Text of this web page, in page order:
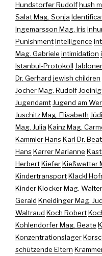
Hundstorfer Rudolfhush
Salat Mag. Sonja
Ingemarsson Mag. Iris
PunishmentIntelligence
Mag. Gabriele intimidation
Istanbul-Protokoll
Dr. Gerhard jewish children
Jocher Mag. Rudolf
JugendamtJugend am
Juschitz Mag. Elisabeth
Mag. Julia Kainz Mag.
Kammler HansKarl Dr.
HansKarrer Marianne
HerbertKieferKießwetter
KindertransportKlackl
KinderKlocker Mag. Walter
Gerald Kneidinger Mag.
Waltraud Koch Robert
Kohlendorfer Mag. Beate
Konzentrationslager
schützende Eltern